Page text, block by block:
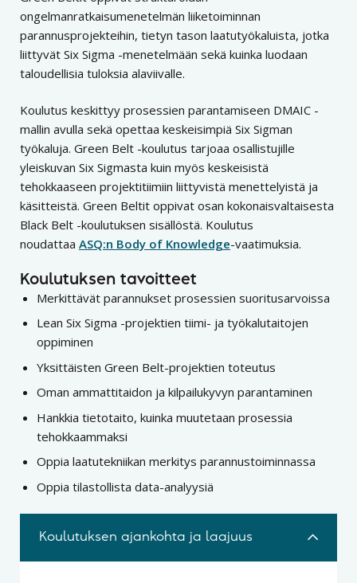
ongelmanratkaisumenetelmän liiketoiminnan
parannusprojekteihin, tietyn tason laatutyökaluista, jotka
liittyvät Six Sigma -menetelmään sekä kuinka luodaan
taloudellisia tuloksia alaviivalle.
Koulutus keskittyy prosessien parantamiseen DMAIC -
mallin avulla sekä opettaa keskeisimpiä Six Sigman
työkaluja. Green Belt -koulutus tarjoaa osallistujille
yleiskuvan Six Sigmasta kuin myös keskeisistä
tehokkaaseen projektitiimiin liittyvistä menettelyistä ja
käsitteistä. Green Beltit oppivat osan kokonaisvaltaisesta
Black Belt -koulutuksen sisällöstä. Koulutus
noudattaa ASQ:n Body of Knowledge-vaatimuksia.
Koulutuksen tavoitteet
Merkittävät parannukset prosessien suoritusarvoissa
Lean Six Sigma -projektien tiimi- ja työkalutaitojen
oppiminen
Yksittäisten Green Belt-projektien toteutus
Oman ammattitaidon ja kilpailukyvyn parantaminen
Hankkia tietotaito, kuinka muutetaan prosessia
tehokkaammaksi
Oppia laatutekniikan merkitys parannustoiminnassa
Oppia tilastollista data-analyysiä
Koulutuksen ajankohta ja laajuus